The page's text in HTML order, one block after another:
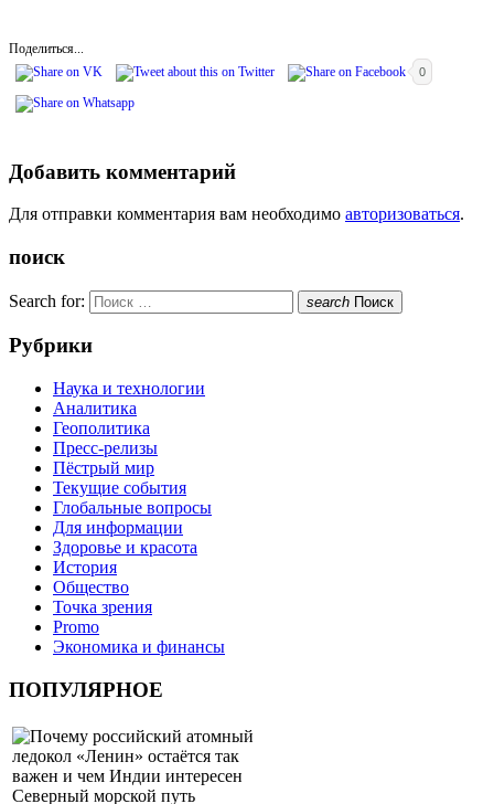
Поделиться...
0
Добавить комментарий
Для отправки комментария вам необходимо авторизоваться.
поиск
Search for: search Поиск
Рубрики
Наука и технологии
Аналитика
Геополитика
Пресс-релизы
Пёстрый мир
Текущие события
Глобальные вопросы
Для информации
Здоровье и красота
История
Общество
Точка зрения
Promo
Экономика и финансы
ПОПУЛЯРНОЕ